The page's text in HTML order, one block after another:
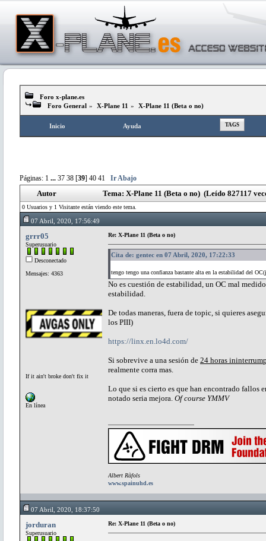
Foro x-plane.es
Foro General » X-Plane 11 » X-Plane 11 (Beta o no)
Inicio Ayuda TAGS
Páginas: 1 ... 37 38 [39] 40 41 Ir Abajo
Autor Tema: X-Plane 11 (Beta o no) (Leído 827117
0 Usuarios y 1 Visitante están viendo este tema.
07 Abril, 2020, 17:56:49
grrr05
Superusuario
Desconectado
Mensajes: 4363
If it ain't broke don't fix it
En línea
Re: X-Plane 11 (Beta o no)
Cita de: gentec en 07 Abril, 2020, 17:22:33
tengo tengo una confianza bastante alta en la estabilidad del
No es cuestión de estabilidad, un OC mal
estabilidad.
De todas maneras, fuera de topic, si quieres
los PIII)
https://linx.en.lo4d.com/
Si sobrevive a una sesión de 24 horas
realmente corra mas.
Lo que si es cierto es que han encontrado fallos
notado seria mejora. Of course YMMV
Albert Ràfols
www.spainuhd.es
07 Abril, 2020, 18:37:50
jorduran
Superusuario
Re: X-Plane 11 (Beta o no)